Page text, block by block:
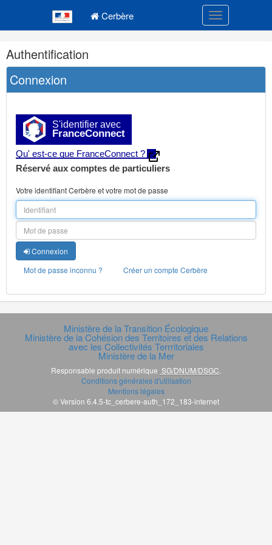
Cerbère Toggle
Navigation
et
outils
annexes
Authentification
Connexion
S'identifier avec
FranceConnect
Qu' est-ce que FranceConnect ?
Réservé aux comptes de particuliers
Votre identifiant Cerbère et votre mot de passe
Connexion
Mot de passe inconnu ?
Créer un compte Cerbère
Ministère de la Transition Écologique
Ministère de la Cohésion des Territoires et des Relations
avec les Collectivités Terrritoriales
Ministère de la Mer
Responsable produit numérique SG/DNUM/DSGC.
Conditions générales d'utilisation
Mentions légales
© Version 6.4.5-tc_cerbere-auth_172_183-internet